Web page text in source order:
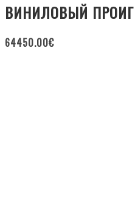
ВИНИЛОВЫЙ
64450.00€